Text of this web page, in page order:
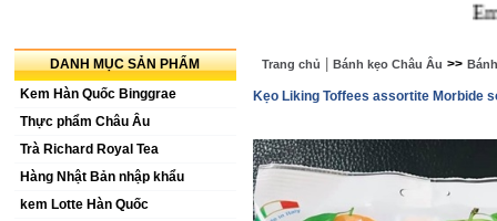
DANH MỤC SẢN PHẨM
Kem Hàn Quốc Binggrae
Thực phẩm Châu Âu
Trà Richard Royal Tea
Hàng Nhật Bản nhập khẩu
kem Lotte Hàn Quốc
Trang chủ Bánh kẹo Châu Âu >>
Kẹo Liking Toffees assortite Morbide